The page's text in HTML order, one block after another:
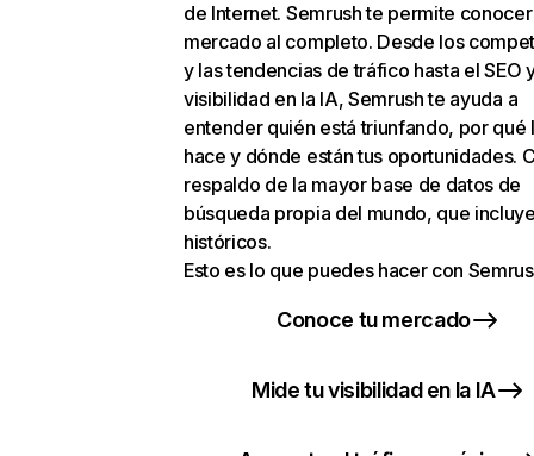
de Internet. Semrush te permite
mercado al completo. Desde los
y las tendencias de tráfico hasta el SEO
visibilidad en la IA, Semrush te ayuda a
entender quién está triunfando, por qué
hace y dónde están tus oportunidades.
respaldo de la mayor base de datos de
búsqueda propia del mundo, que
históricos.
Esto es lo que puedes hacer con
Conoce tu mercado
Mide tu visibilidad en la IA